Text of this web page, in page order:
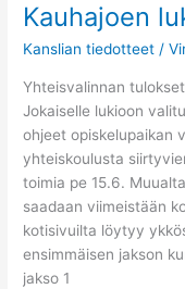
Kauhajoen
Kanslian tiedotteet /
Yhteisvalinnan
Jokaiselle lukioon
ohjeet opiskelupaikan
yhteiskoulusta
toimia pe 15.6.
saadaan viimeistään
kotisivuilta löytyy
ensimmäisen jakson
jakso 1
Kauhajoen
uudet
opiskelijat